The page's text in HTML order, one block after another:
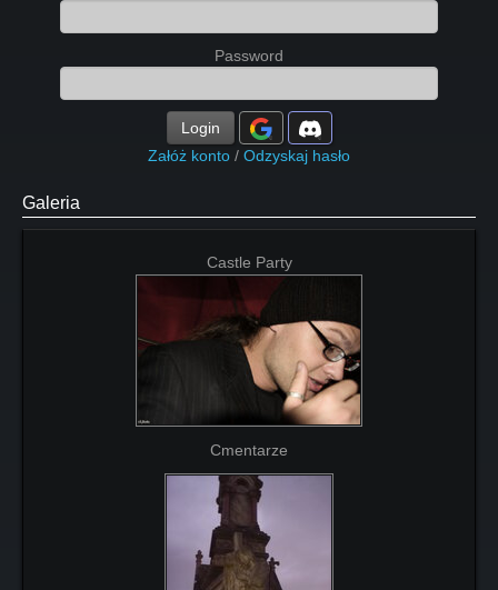
Password
Login
Załóż konto / Odzyskaj hasło
Galeria
Castle Party
Cmentarze